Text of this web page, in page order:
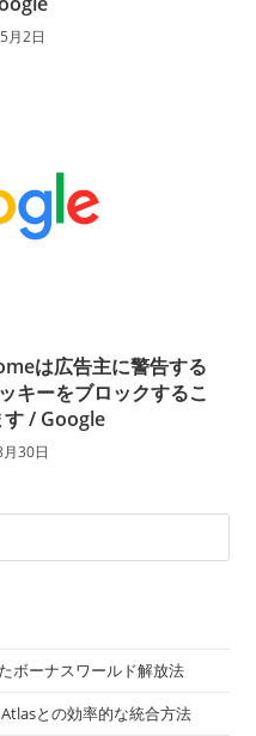
月2日
は広告主に警告する
キーをブロックするこ
す / Google
30日
ボーナスワールド解放法
との効率的な統合方法